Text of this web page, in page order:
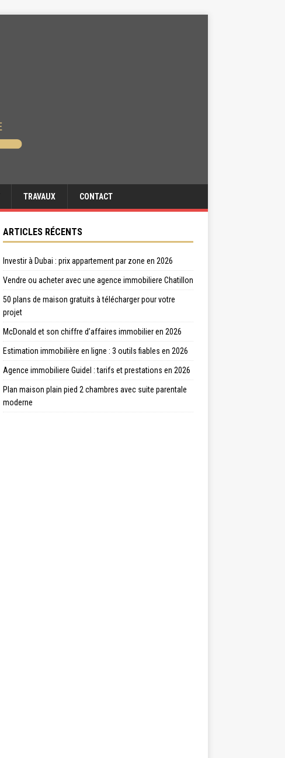
TRAVAUX CONTACT
ARTICLES RÉCENTS
Investir à Dubai : prix appartement par zone en 2026
Vendre ou acheter avec une agence immobiliere Chatillon
50 plans de maison gratuits à télécharger pour votre
projet
McDonald et son chiffre d’affaires immobilier en 2026
Estimation immobilière en ligne : 3 outils fiables en 2026
Agence immobiliere Guidel : tarifs et prestations en 2026
Plan maison plain pied 2 chambres avec suite parentale
moderne